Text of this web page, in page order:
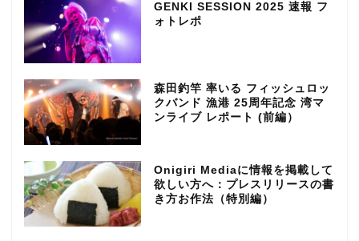
GENKI SESSION 2025 速報 フ
ォトレポ
森田釣竿 率いる フィッシュロッ
クバンド 漁港 25周年記念 湾マ
ンライブ レポート (前編）
Onigiri Mediaに情報を掲載して
欲しい方へ：プレスリリースの書
き方お作法（特別編）